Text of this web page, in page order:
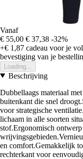
Vanaf
€ 55,00 € 37,38 -32%
+€ 1,87 cadeau voor je
bevestiging van je
Loading...
Beschrijving
Dubbellaags materiaal
buitenkant die snel
voor strategische
lichaam in alle soorten
stof.Ergonomisch
en comfort.Gemakkelijk
rechterkant voor